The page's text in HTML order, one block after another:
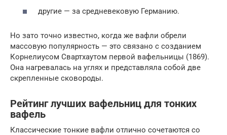
другие — за средневековую Германию.
Но зато точно известно, когда же вафли обрели
массовую популярность — это связано с созданием
Корнелиусом Свартхаутом первой вафельницы (1869).
Она нагревалась на углях и представляла собой две
скрепленные сковороды.
Рейтинг лучших вафельниц для тонких
вафель
Классические тонкие вафли отлично сочетаются со